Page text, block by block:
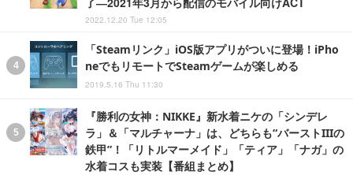
了―2021年3月から配信のモバイル向けACT
2022.12.20 Tue 12:05
「Steamリンク」iOS版アプリがついに登場！iPho
neでもリモートでSteamゲームが楽しめる
2019.5.16 Thu 11:30
『勝利の女神：NIKKE』新水着ニケの「シンデレ
ラ」＆「マルチャーナ」は、どちらも“バーストIIIの
鉄甲”！「リトルマーメイド」「ティア」「ナガ」の
水着コスも実装【番組まとめ】